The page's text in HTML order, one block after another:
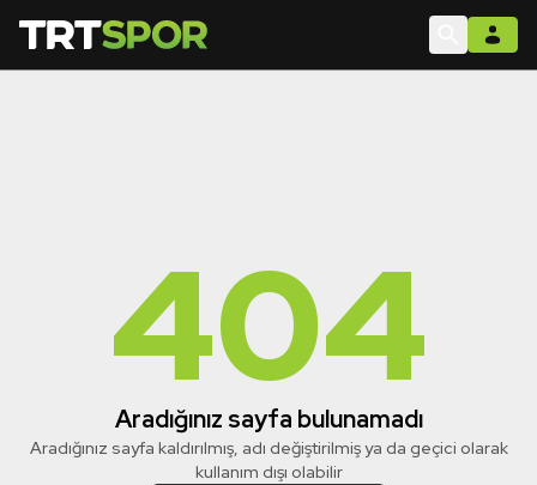
404
Aradığınız sayfa bulunamadı
Aradığınız sayfa kaldırılmış, adı değiştirilmiş ya da geçici olarak
kullanım dışı olabilir